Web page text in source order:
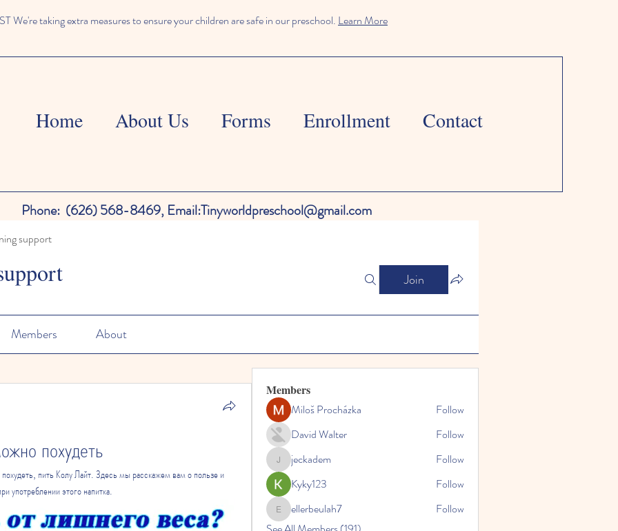
We're taking extra measures to ensure your children are safe in our preschool. Learn More
Home About Us Forms Enrollment Contact
Phone: (626) 568-8469, Email:Tinyworldpreschool@gmail.com
support
Join
Members About
похудеть
пить Колу Лайт. Здесь мы расскажем вам о пользе и
употреблении этого напитка.
Members
Miloš Procházka
Follow
David Walter
Follow
jeckadem
jeckadem
Follow
Kyky123
Follow
ellerbeulah7
ellerbeulah7
Follow